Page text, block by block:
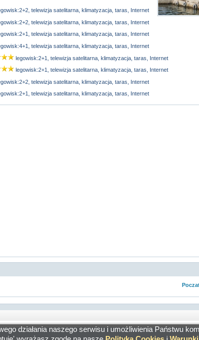
telewizja satelitarna, klimatyzacja, taras, Internet
telewizja satelitarna, klimatyzacja, taras, Internet
telewizja satelitarna, klimatyzacja, taras, Internet
telewizja satelitarna, klimatyzacja, taras, Internet
legowisk:2+1, telewizja satelitarna, klimatyzacja, taras, Internet
legowisk:2+1, telewizja satelitarna, klimatyzacja, taras, Internet
telewizja satelitarna, klimatyzacja, taras, Internet
telewizja satelitarna, klimatyzacja, taras, Internet
działania naszego serwisu i umożliwienia Państwu